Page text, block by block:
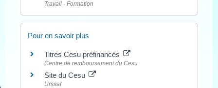
Travail - Formation
Pour en savoir plus
Titres Cesu préfinancés
Centre de remboursement du Cesu
Site du Cesu
Urssaf